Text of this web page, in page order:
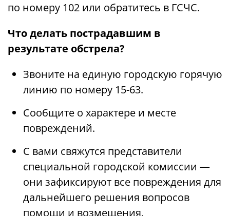
по номеру 102 или обратитесь в ГСЧС.
Что делать пострадавшим в
результате обстрела?
Звоните на единую городскую горячую
линию по номеру 15-63.
Сообщите о характере и месте
повреждений.
С вами свяжутся представители
специальной городской комиссии —
они зафиксируют все повреждения для
дальнейшего решения вопросов
помощи и возмещения.